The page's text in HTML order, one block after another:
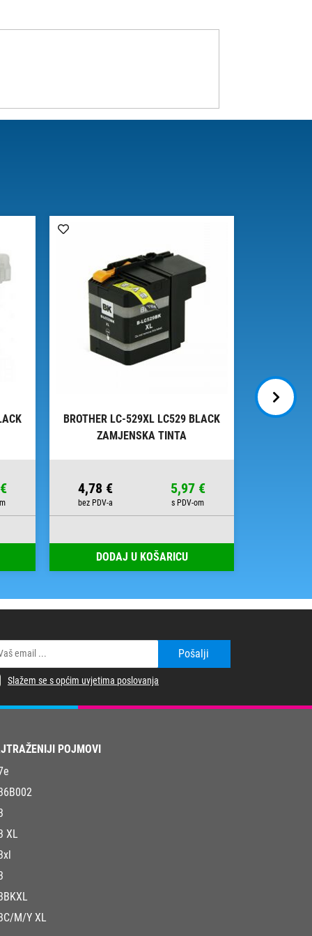
BROTHER LC-529XL LC529 BLACK
ZAMJENSKA TINTA
4,78 € 5,97 €
DODAJ U KOŠARICU
Pošalji
Slažem se s općim uvjetima poslovanja
POJMOVI
XL
M/Y XL